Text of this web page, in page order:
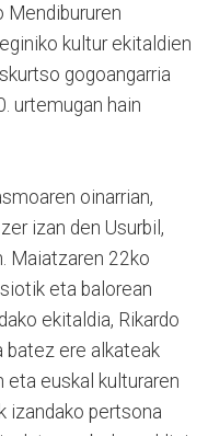
Mendibururen
kultur ekitaldien
gogoangarria
urtemugan hain
oinarrian,
izan den Usurbil,
Maiatzaren 22ko
eta balorean
ekitaldia, Rikardo
batez ere alkateak
eta euskal kulturaren
izandako pertsona